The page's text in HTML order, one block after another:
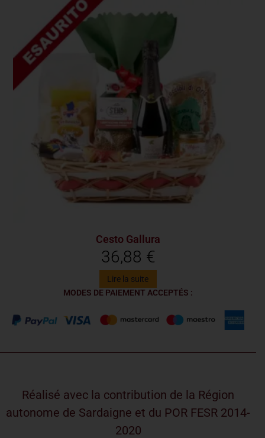
Cesto Gallura
36,88 €
Lire la suite
MODES DE PAIEMENT ACCEPTÉS :
Réalisé avec la contribution de la Région
autonome de Sardaigne et du POR FESR 2014-
2020